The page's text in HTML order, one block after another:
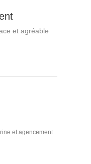
et agréable
et agencement